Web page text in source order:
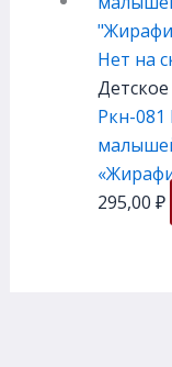
Нет на
Ркн-
295,00 ₽